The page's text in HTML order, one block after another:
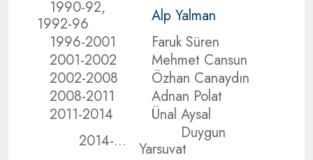
1990-92,
1992-96
Alp Yalman
1996-2001
Faruk Süren
2001-2002
Mehmet Cansun
2002-2008
Özhan Canaydın
2008-2011
Adnan Polat
2011-2014
Ünal Aysal
2014-...
Duygun
Yarsuvat